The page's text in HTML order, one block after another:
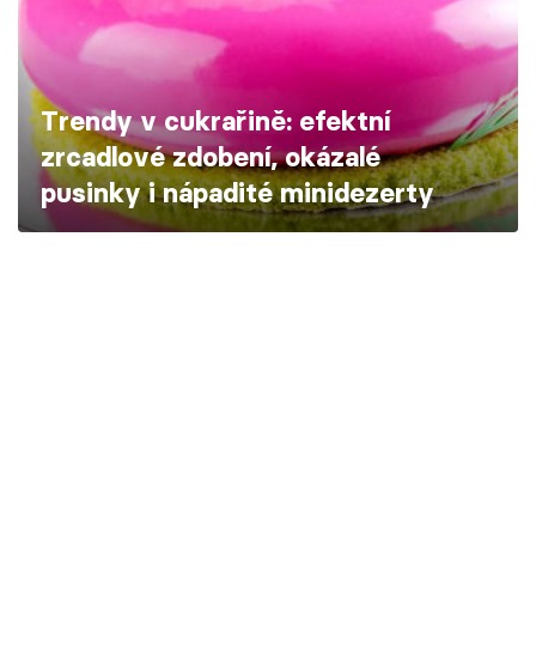
Škola vaření
Recepty z TV
Speciál: Cuketa
Těhotnej kuchař
Trendy v cukrařině: efektní
zrcadlové zdobení, okázalé
pusinky i nápadité minidezerty